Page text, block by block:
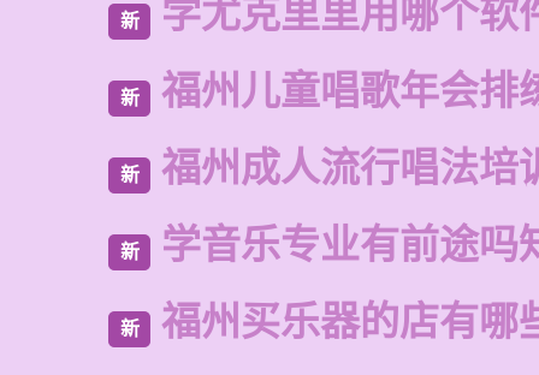
新 学尤克里里用哪个软
新 福州儿童唱歌年会排
新 福州成人流行唱法培
新 学音乐专业有前途吗
新 福州买乐器的店有哪